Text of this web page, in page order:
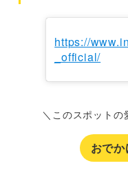
https://
_official/
＼このスポットの
おで